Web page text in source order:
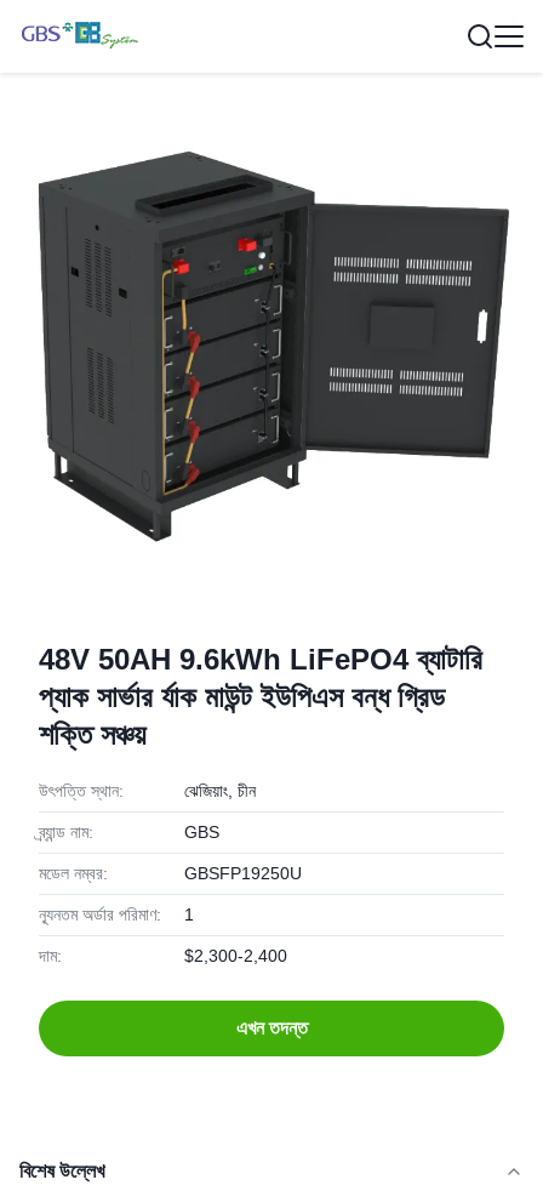
48V 50AH 9.6kWh LiFePO4 ব্যাটারি
প্যাক সার্ভার র্যাক মাউন্ট ইউপিএস বন্ধ গ্রিড
শক্তি সঞ্চয়
উৎপত্তি স্থান: ঝেজিয়াং, চীন
ব্র্যান্ড নাম: GBS
মডেল নম্বর: GBSFP19250U
ন্যূনতম অর্ডার পরিমাণ: 1
দাম: $2,300-2,400
এখন তদন্ত
বিশেষ উল্লেখ